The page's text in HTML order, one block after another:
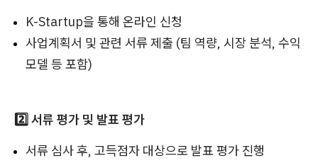
K-Startup을 통해 온라인 신청
사업계획서 및 관련 서류 제출 (팀 역량, 시장 분석, 수익
모델 등 포함)
2️⃣ 서류 평가 및 발표 평가
서류 심사 후, 고득점자 대상으로 발표 평가 진행